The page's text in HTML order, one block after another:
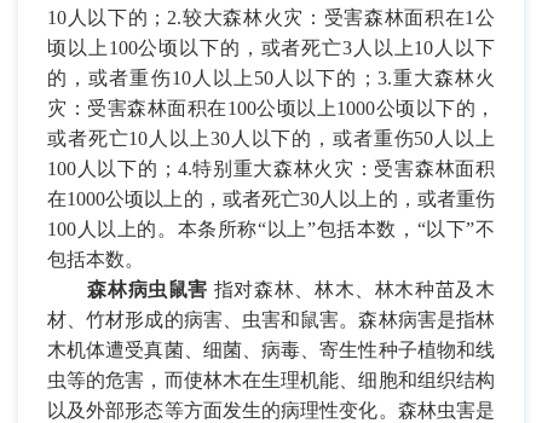
10 人以下的； 2.较大森林火灾：受害森林面积在1 公
顷以上 100公顷以下的，或者死亡3 人以上10 人以下
的，或者重伤10人以上 50 人以下的； 3.重大森林火
灾：受害森林面积在100公顷以上1000公顷以下的，
或者死亡10 人以上30人以下的，或者重伤50 人以上
100 人以下的； 4.特别重大森林火灾：受害森林面积
在1000公顷以上的，或者死亡30 人以上的，或者重伤
100 人以上的。本条所称“以上”包括本数，“以下”不
包括本数。
森林病虫鼠害 指对森林、林木、林木种苗及木
材、竹材形成的病害、虫害和鼠害。森林病害是指林
木机体遭受真菌、细菌、病毒、寄生性种子植物和线
虫等的危害，而使林木在生理机能、细胞和组织结构
以及外部形态等方面发生的病理性变化。森林虫害是